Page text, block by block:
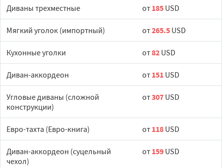
Диваны трехместные от 185 USD
Мягкий уголок (импортный) от265.5 USD
Кухонные уголки от82 USD
Диван-аккордеон от 151 USD
Угловые диваны (сложной
конструкции)
от307 USD
Евро-тахта (Евро-книга) от 118 USD
Диван-аккордеон (суцельный
чехол)
от 159 USD